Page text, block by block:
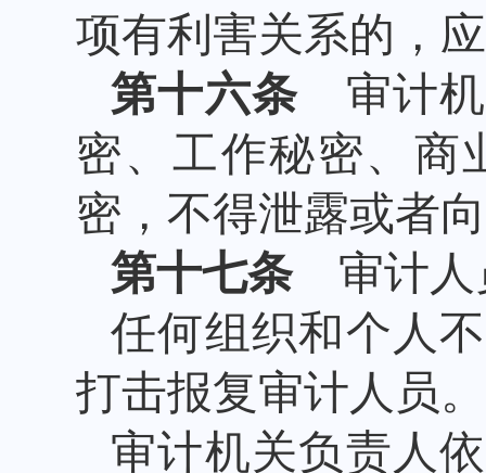
项有利害关系的，
第十六条 审计机
密、工作秘密、商
密，不得泄露或者
第十七条审计人
任何组织和个人
打击报复审计人员。
审计机关负责人